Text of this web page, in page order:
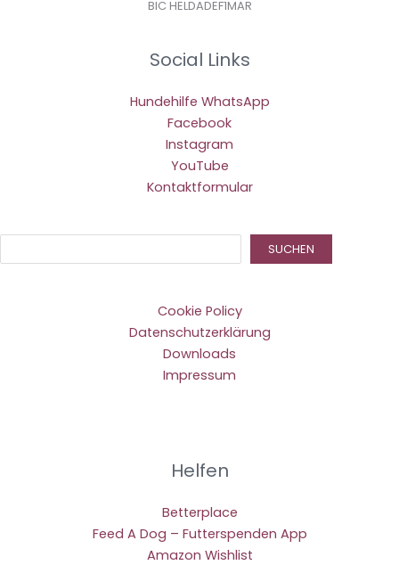
BIC HELDADEF1MAR
Social Links
Hundehilfe WhatsApp
Facebook
Instagram
YouTube
Kontaktformular
SUCHEN
Cookie Policy
Datenschutzerklärung
Downloads
Impressum
Helfen
Betterplace
Feed A Dog – Futterspenden App
Amazon Wishlist